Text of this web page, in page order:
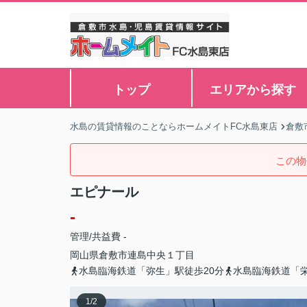
トップ エリアから探す
水島の賃貸情報のことならホームメイトFC水島東店 倉敷
この
エピナール
-
管理/共益費 -
岡山県倉敷市連島中央 １丁目
水島臨海鉄道「弥生」駅徒歩20分
水島臨海鉄道「
1/2